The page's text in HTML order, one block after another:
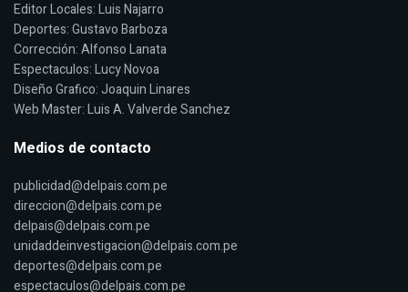
Editor Locales: Luis Najarro
Deportes: Gustavo Barboza
Corrección: Alfonso Lanata
Espectaculos: Lucy Novoa
Diseño Grafico: Joaquin Linares
Web Master: Luis A. Valverde Sanchez
Medios de contacto
publicidad@delpais.com.pe
direccion@delpais.com.pe
delpais@delpais.com.pe
unidaddeinvestigacion@delpais.com.pe
deportes@delpais.com.pe
espectaculos@delpais.com.pe